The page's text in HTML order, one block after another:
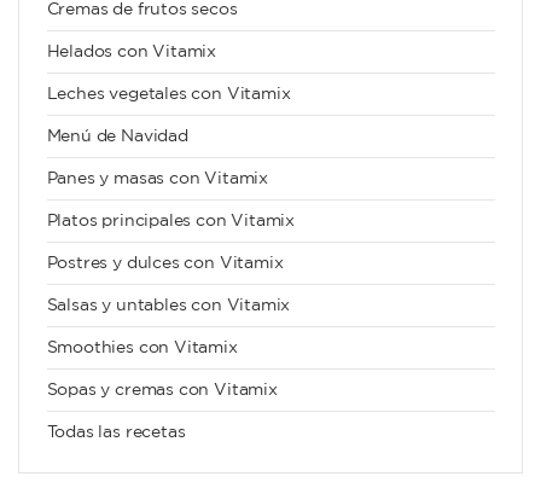
Cremas de frutos secos
Helados con Vitamix
Leches vegetales con Vitamix
Menú de Navidad
Panes y masas con Vitamix
Platos principales con Vitamix
Postres y dulces con Vitamix
Salsas y untables con Vitamix
Smoothies con Vitamix
Sopas y cremas con Vitamix
Todas las recetas